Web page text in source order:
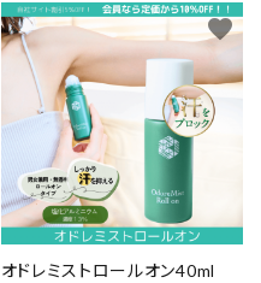
オドレミストロールオン40ml
favorite